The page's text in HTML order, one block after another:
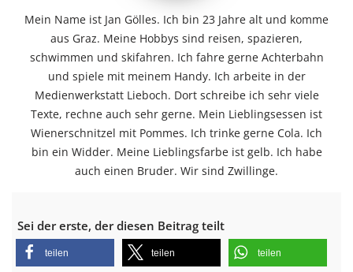
Mein Name ist Jan Gölles. Ich bin 23 Jahre alt und komme
aus Graz. Meine Hobbys sind reisen, spazieren,
schwimmen und skifahren. Ich fahre gerne Achterbahn
und spiele mit meinem Handy. Ich arbeite in der
Medienwerkstatt Lieboch. Dort schreibe ich sehr viele
Texte, rechne auch sehr gerne. Mein Lieblingsessen ist
Wienerschnitzel mit Pommes. Ich trinke gerne Cola. Ich
bin ein Widder. Meine Lieblingsfarbe ist gelb. Ich habe
auch einen Bruder. Wir sind Zwillinge.
Sei der erste, der diesen Beitrag teilt
teilen teilen teilen